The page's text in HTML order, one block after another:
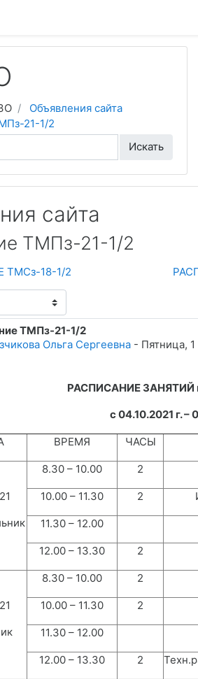
Объявления сайта
21-1/2
Искать
сайта
ТМПз-21-1/2
18-1/2
ТМПз-21-1/2
Ольга Сергеевна - Пятница,
ответов: 0
РАСПИСАНИЕ ЗАНЯТИЙ
с 04.10.2021 г. –
ВРЕМЯ ЧАСЫ
8.30 – 10.00 2
10.00 – 11.30 2
11.30 – 12.00
12.00 – 13.30 2
8.30 – 10.00 2
10.00 – 11.30 2
11.30 – 12.00
12.00 – 13.30 2